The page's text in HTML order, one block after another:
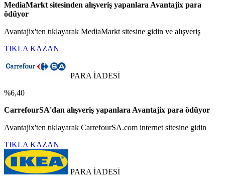
MediaMarkt sitesinden alışveriş yapanlara Avantajix para
ödüyor
Avantajix'ten tıklayarak MediaMarkt sitesine gidin ve alışveriş
TIKLA KAZAN
PARA İADESİ
%6,40
CarrefourSA'dan alışveriş yapanlara Avantajix para ödüyor
Avantajix'ten tıklayarak CarrefourSA.com internet sitesine gidin
TIKLA KAZAN
PARA İADESİ